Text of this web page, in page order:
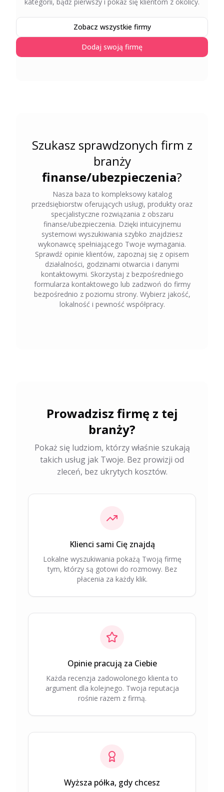
Zobacz wszystkie firmy
Dodaj swoją firmę
Szukasz sprawdzonych firm z
branży
finanse/ubezpieczenia?
Nasza baza to kompleksowy katalog
przedsiębiorstw oferujących usługi, produkty oraz
specjalistyczne rozwiązania z obszaru
finanse/ubezpieczenia. Dzięki intuicyjnemu
systemowi wyszukiwania szybko znajdziesz
wykonawcę spełniającego Twoje wymagania.
Sprawdź opinie klientów, zapoznaj się z opisem
działalności, godzinami otwarcia i danymi
kontaktowymi. Skorzystaj z bezpośredniego
formularza kontaktowego lub zadzwoń do firmy
bezpośrednio z poziomu strony. Wybierz jakość,
lokalność i pewność współpracy.
Prowadzisz firmę z tej
branży?
Pokaż się ludziom, którzy właśnie szukają
takich usług jak Twoje. Bez prowizji od
zleceń, bez ukrytych kosztów.
Klienci sami Cię znajdą
Lokalne wyszukiwania pokażą Twoją firmę
tym, którzy są gotowi do rozmowy. Bez
płacenia za każdy klik.
Opinie pracują za Ciebie
Każda recenzja zadowolonego klienta to
argument dla kolejnego. Twoja reputacja
rośnie razem z firmą.
Wyższa półka, gdy chcesz